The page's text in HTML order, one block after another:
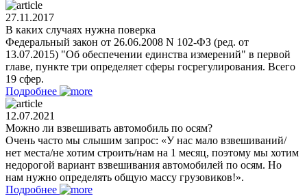
27.11.2017
В каких случаях нужна поверка
Федеральный закон от 26.06.2008 N 102-ФЗ (ред. от
13.07.2015) "Об обеспечении единства измерений" в первой
главе, пункте три определяет сферы госрегулирования. Всего
19 сфер.
Подробнее
12.07.2021
Можно ли взвешивать автомобиль по осям?
Очень часто мы слышим запрос: «У нас мало взвешиваний/
нет места/не хотим строить/нам на 1 месяц, поэтому мы хотим
недорогой вариант взвешивания автомобилей по осям. Но
нам нужно определять общую массу грузовиков!».
Подробнее